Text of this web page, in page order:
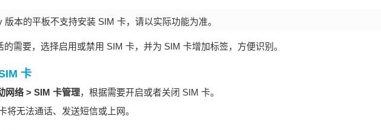
版本的平板不支持安装 SIM 卡，请以实际功能为准。
的需要，选择启用或禁用 SIM 卡，并为 SIM 卡增加标签，方便识别。
卡
网络> SIM 卡管理，根据需要开启或者关闭 SIM 卡。
将无法通话、发送短信或上网。